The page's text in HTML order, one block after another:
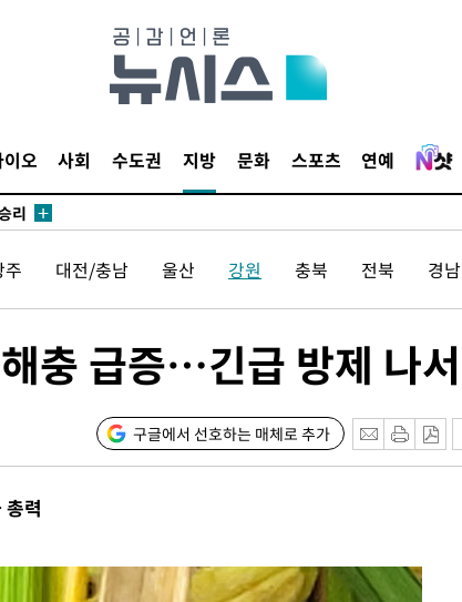
오 사회 수도권 지방 문화 스포츠 연예
래
리
석
정
'
주 대전/충남 울산 강원 충북 전북 경남
충 급증…긴급 방제 나서
구글에서 선호하는 매체로 추가
력